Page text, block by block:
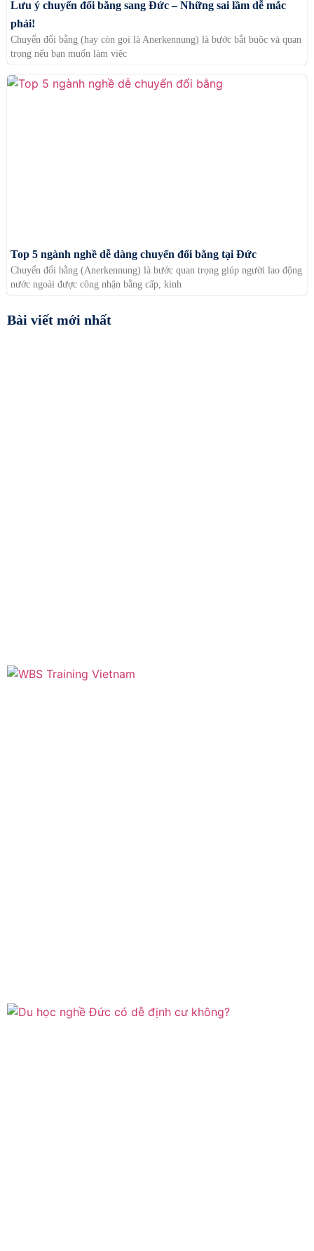
Lưu ý chuyển đổi bằng sang Đức – Những sai lầm dễ mắc
phải!
Chuyển đổi bằng (hay còn gọi là Anerkennung) là bước bắt buộc và quan
trọng nếu bạn muốn làm việc
Top 5 ngành nghề dễ dàng chuyển đổi bằng tại Đức
Chuyển đổi bằng (Anerkennung) là bước quan trọng giúp người lao động
nước ngoài được công nhận bằng cấp, kinh
Bài viết mới nhất